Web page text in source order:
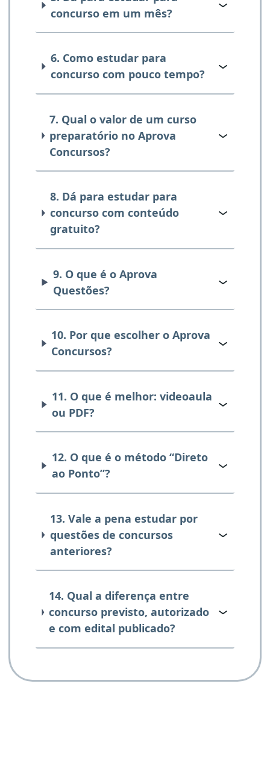
concurso em um mês?
6. Como estudar para
concurso com pouco tempo?
7. Qual o valor de um curso
preparatório no Aprova
Concursos?
8. Dá para estudar para
concurso com conteúdo
gratuito?
9. O que é o Aprova
Questões?
10. Por que escolher o Aprova
Concursos?
11. O que é melhor: videoaula
ou PDF?
12. O que é o método “Direto
ao Ponto”?
13. Vale a pena estudar por
questões de concursos
anteriores?
14. Qual a diferença entre
concurso previsto, autorizado
e com edital publicado?